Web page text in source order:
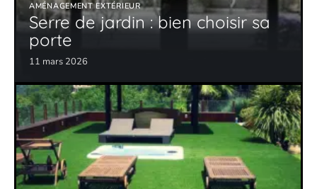
AMÉNAGEMENT EXTÉRIEUR
Serre de jardin : bien choisir sa
porte
11 mars 2026